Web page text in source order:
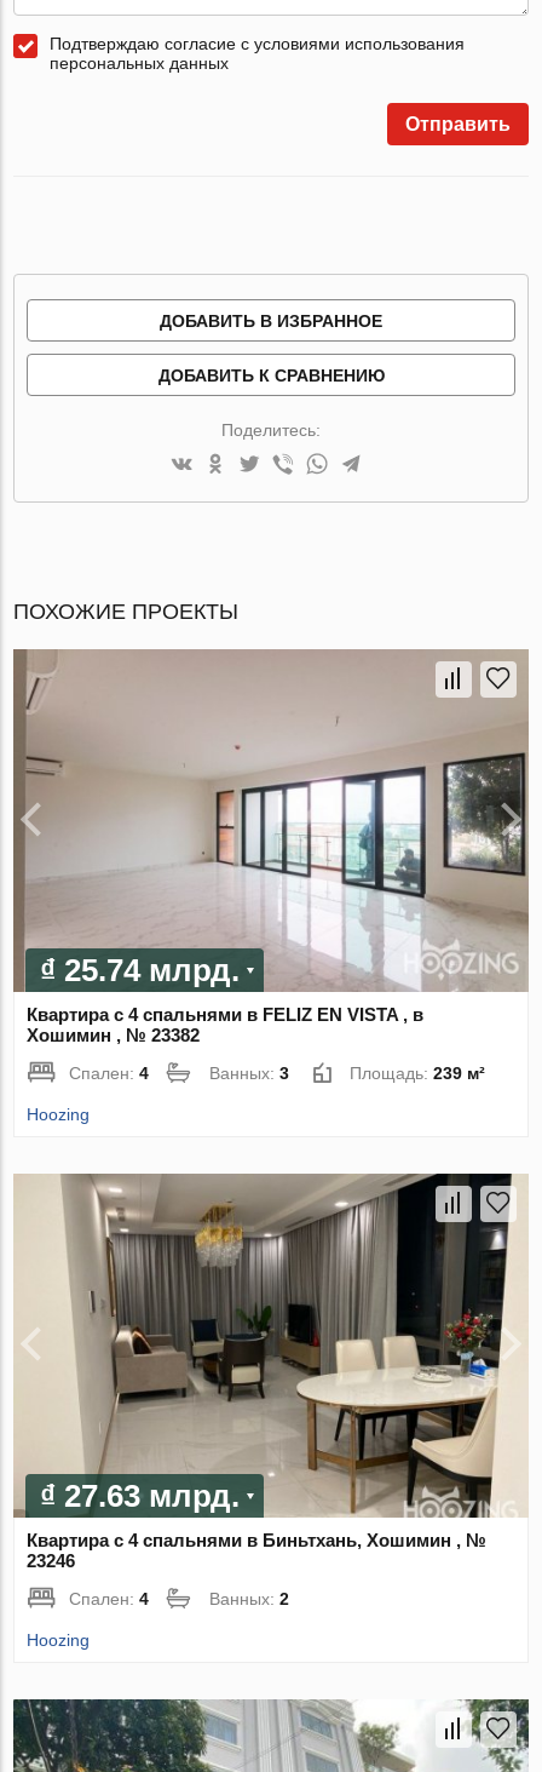
Подтверждаю согласие с условиями использования
персональных данных
Отправить
ДОБАВИТЬ В ИЗБРАННОЕ
ДОБАВИТЬ К СРАВНЕНИЮ
Поделитесь:
ПОХОЖИЕ ПРОЕКТЫ
₫ 25.74 млрд.
Квартира с 4 спальнями в FELIZ EN VISTA , в
Хошимин , № 23382
Спален:4 Ванных:3 Площадь:239 м²
Hoozing
₫ 27.63 млрд.
Квартира с 4 спальнями в Биньтхань, Хошимин , №
23246
Спален:4 Ванных:2
Hoozing